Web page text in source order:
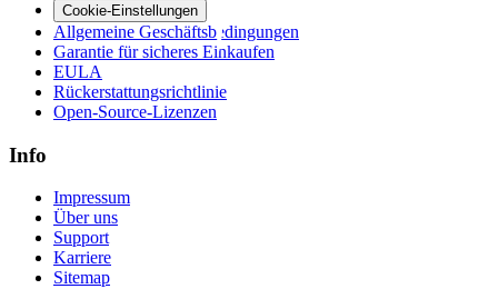
Cookie-Einstellungen
Allgemeine Geschäftsbedingungen
Garantie für sicheres Einkaufen
EULA
Rückerstattungsrichtlinie
Open-Source-Lizenzen
Info
Impressum
Über uns
Support
Karriere
Sitemap